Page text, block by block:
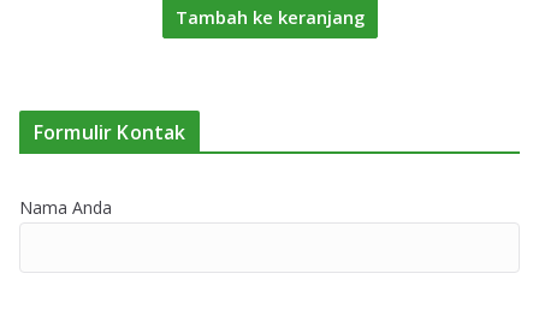
Tambah ke keranjang
Formulir Kontak
Nama Anda